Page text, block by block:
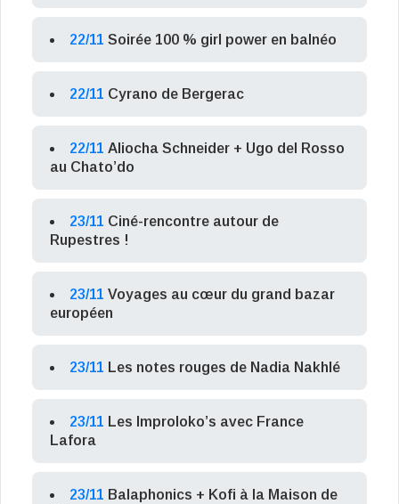
22/11 Soirée 100 % girl power en balnéo
22/11 Cyrano de Bergerac
22/11 Aliocha Schneider + Ugo del Rosso
au Chato’do
23/11 Ciné-rencontre autour de
Rupestres !
23/11 Voyages au cœur du grand bazar
européen
23/11 Les notes rouges de Nadia Nakhlé
23/11 Les Improloko’s avec France
Lafora
23/11 Balaphonics + Kofi à la Maison de